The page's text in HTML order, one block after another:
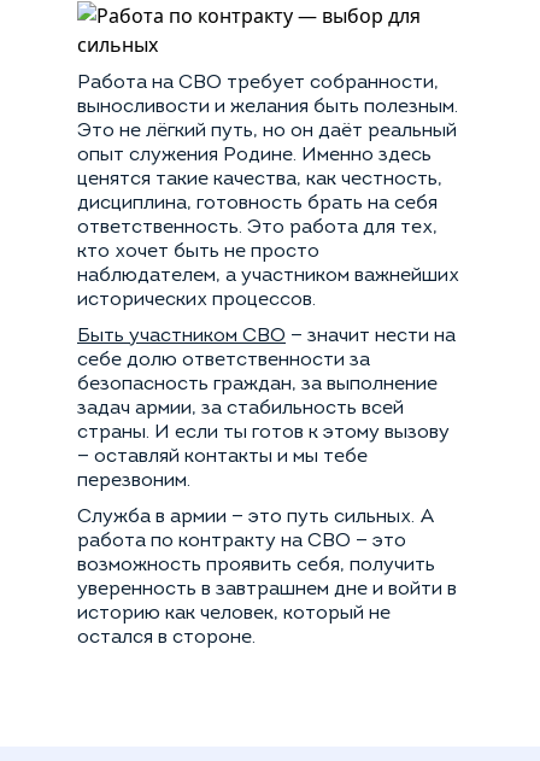
Работа на СВО требует собранности,
выносливости и желания быть полезным.
Это не лёгкий путь, но он даёт реальный
опыт служения Родине. Именно здесь
ценятся такие качества, как честность,
дисциплина, готовность брать на себя
ответственность. Это работа для тех,
кто хочет быть не просто
наблюдателем, а участником важнейших
исторических процессов.
Быть участником СВО — значит нести на
себе долю ответственности за
безопасность граждан, за выполнение
задач армии, за стабильность всей
страны. И если ты готов к этому вызову
— оставляй контакты и мы тебе
перезвоним.
Служба в армии — это путь сильных. А
работа по контракту на СВО — это
возможность проявить себя, получить
уверенность в завтрашнем дне и войти в
историю как человек, который не
остался в стороне.